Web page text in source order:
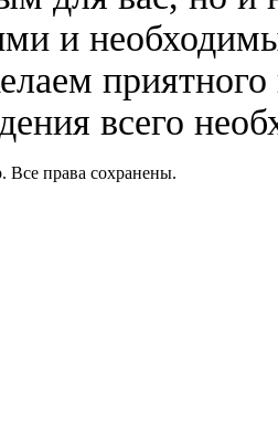
и
всего
Все права сохранены.